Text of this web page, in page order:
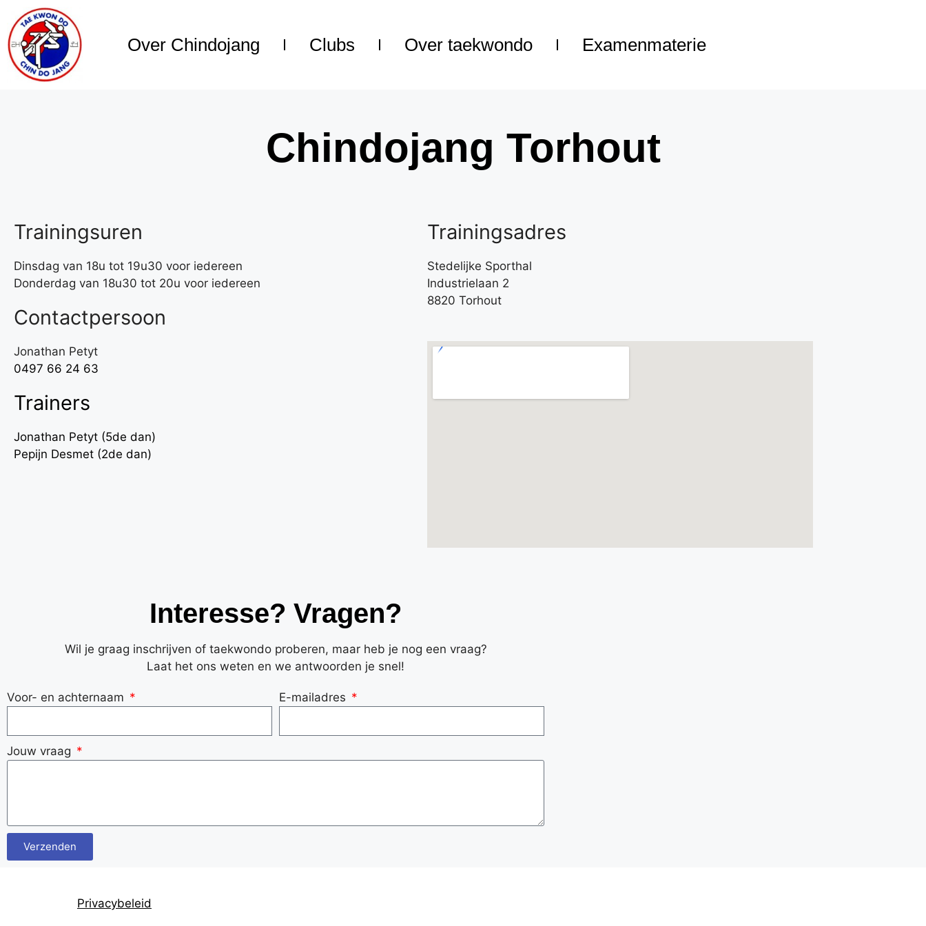
Over Chindojang Clubs Over taekwondo Examenmaterie
Chindojang Torhout
Trainingsuren
Dinsdag van 18u tot 19u30 voor iedereen
Donderdag van 18u30 tot 20u voor iedereen
Contactpersoon
Jonathan Petyt
0497 66 24 63
Trainers
Jonathan Petyt (5de dan)
Pepijn Desmet (2de dan)
Trainingsadres
Stedelijke Sporthal
Industrielaan 2
8820 Torhout
Interesse? Vragen?
Wil je graag inschrijven of taekwondo proberen, maar heb je nog een vraag?
Laat het ons weten en we antwoorden je snel!
Voor- en achternaam E-mailadres
Jouw vraag
Verzenden
Privacybeleid